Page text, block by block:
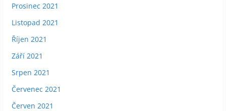
Prosinec 2021
Listopad 2021
Říjen 2021
Září 2021
Srpen 2021
Červenec 2021
Červen 2021